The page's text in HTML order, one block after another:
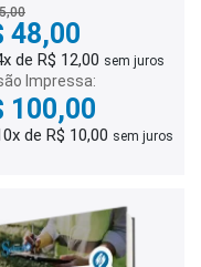
48,00
de R$ 12,00 sem juros
Impressa:
100,00
de R$ 10,00 sem juros